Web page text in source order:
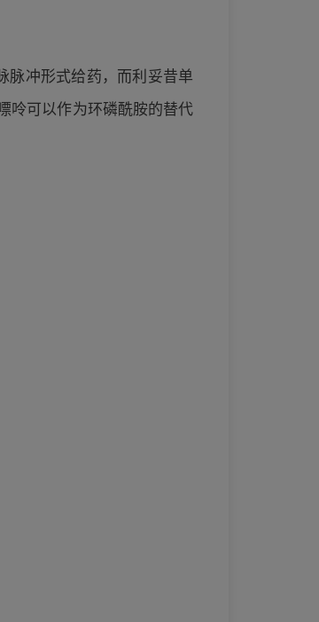
脉冲形式给药，而利妥昔单
呤可以作为环磷酰胺的替代